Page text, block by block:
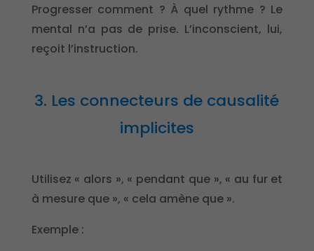
Progresser comment ? À quel rythme ? Le
mental n’a pas de prise. L’inconscient, lui,
reçoit l’instruction.
3. Les connecteurs de causalité
implicites
Utilisez « alors », « pendant que », « au fur et
à mesure que », « cela amène que ».
Exemple :